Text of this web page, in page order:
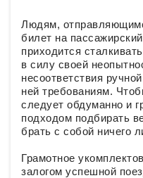
Людям,
билет на
приходится
в силу своей
несоответствия
ней требованиям.
следует обдуманно и
подходом подбирать
брать с собой ничего
Грамотное
залогом успешной